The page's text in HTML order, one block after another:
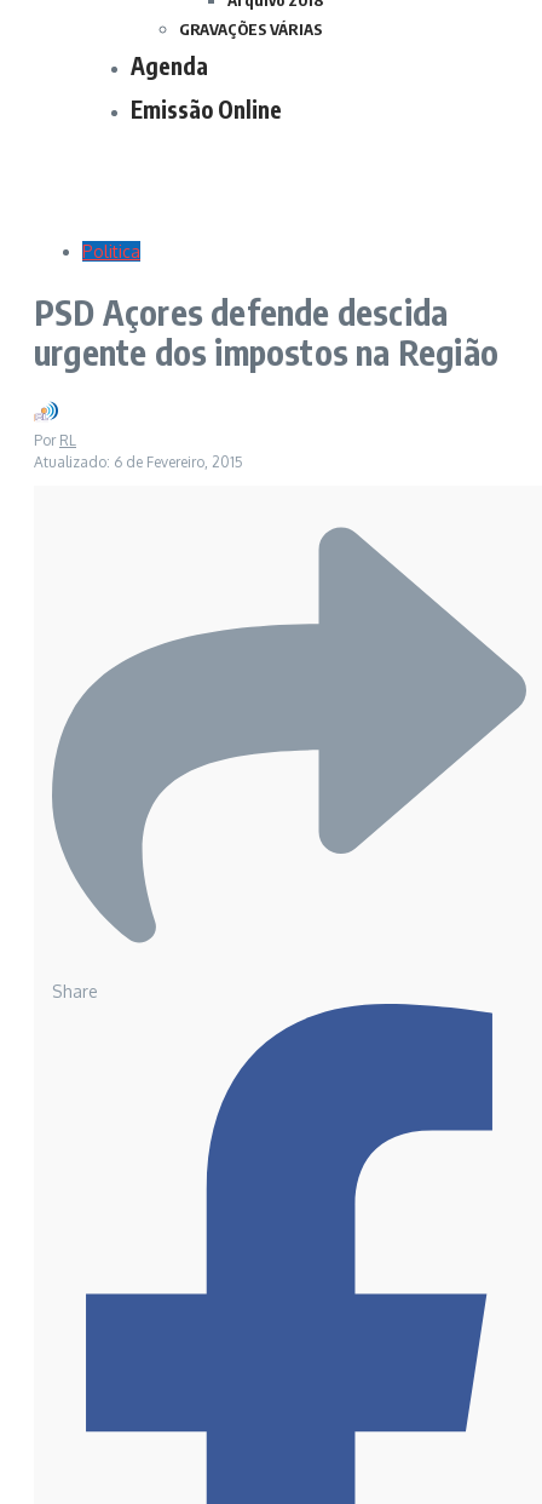
GRAVAÇÕES VÁRIAS
Agenda
Emissão Online
Politica
PSD Açores defende descida
urgente dos impostos na Região
Por RL
Atualizado: 6 de Fevereiro, 2015
Share